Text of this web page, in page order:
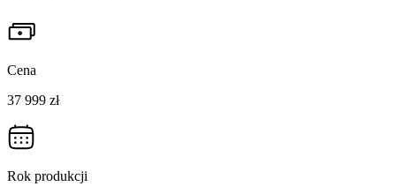
Cena
37 999 zł
Rok produkcji